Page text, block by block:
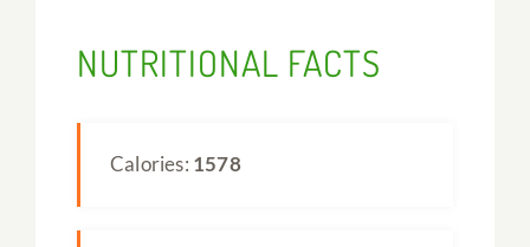
NUTRITIONAL FACTS
Calories: 1578